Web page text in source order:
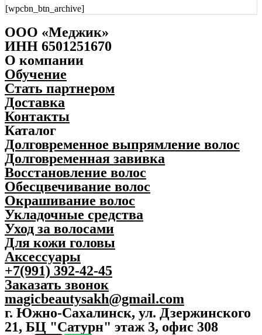
Scapicchio
Shaving
Soap
(сменный
блок)
110
г
quantity
[wpcbn_btn_archive]
ООО «Меджик»
ИНН 6501251670
О компании
Обучение
Стать партнером
Доставка
Контакты
Каталог
Долговременное выпрямление волос
Долговременная завивка
Восстановление волос
Обесцвечивание волос
Окрашивание волос
Укладочные средства
Уход за волосами
Для кожи головы
Аксессуары
+7(991) 392-42-45
Заказать звонок
magicbeautysakh@gmail.com
г. Южно-Сахалинск, ул. Дзержинского
21, БЦ "Сатурн" этаж 3, офис 308